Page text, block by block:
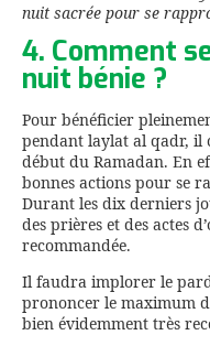
nuit sacrée pour se
4. Comment
nuit bénie ?
Pour bénéficier
pendant laylat al qadr, il
début du Ramadan. En
bonnes actions pour se
Durant les dix derniers
des prières et des actes
recommandée.
Il faudra implorer le
prononcer le maximum
bien évidemment très